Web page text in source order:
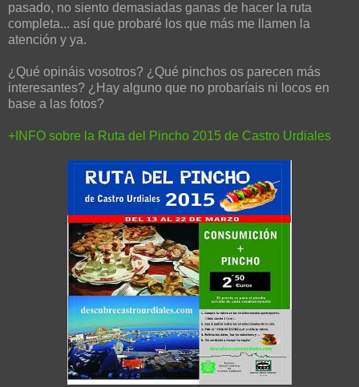
pasado, no siento demasiadas ganas de hacer la ruta
completa... así que probaré los que más me llamen la
atención y ya.
¿Qué opináis vosotros? ¿Qué pinchos os parecen más
interesantes? ¿Hay alguno que no probaríais ni locos en
base a las fotos?
+INFO sobre la Ruta del Pincho 2015 de Castro Urdiales